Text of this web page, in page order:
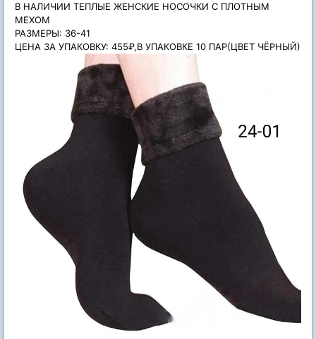
В НАЛИЧИИ ТЕПЛЫЕ ЖЕНСКИЕ НОСОЧКИ С ПЛОТНЫМ
МЕХОМ
РАЗМЕРЫ: 36-41
ЦЕНА ЗА УПАКОВКУ: 455₽,В УПАКОВКЕ 10 ПАР(ЦВЕТ ЧЁРНЫЙ)